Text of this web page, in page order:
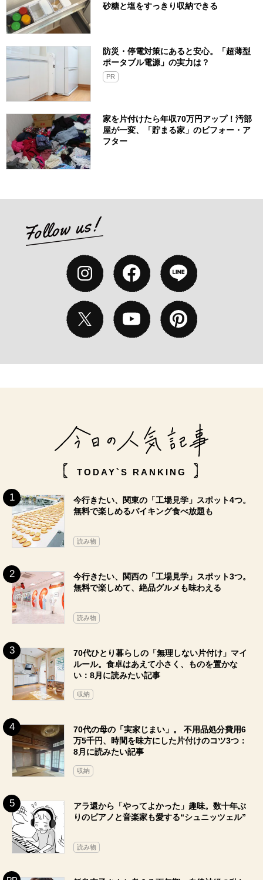
砂糖と塩をすっきり収納できる
防災・停電対策にあると安心。「超薄型
ポータブル電源」の実力は？​
PR
家を片付けたら年収70万円アップ！汚部
屋が一変、「貯まる家」のビフォー・ア
フター
TODAY`S RANKING
今行きたい、関東の「工場見学」スポット4つ。
無料で楽しめるバイキング食べ放題も
読み物
今行きたい、関西の「工場見学」スポット3つ。
無料で楽しめて、絶品グルメも味わえる
読み物
70代ひとり暮らしの「無理しない片付け」マイ
ルール。食卓はあえて小さく、ものを置かな
い：8月に読みたい記事
収納
70代の母の「実家じまい」。 不用品処分費用6
万5千円、時間を味方にした片付けのコツ3つ：
8月に読みたい記事
収納
アラ還から「やってよかった」趣味。数十年ぶ
りのピアノと音楽家も愛する“シュニッツェル”
読み物